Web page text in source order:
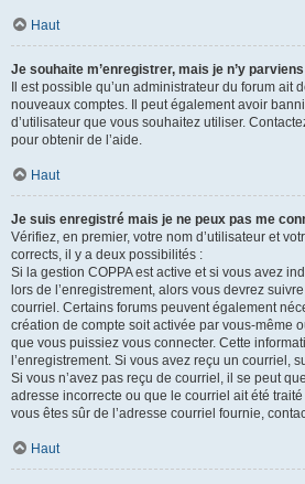
Haut
Je souhaite m’enregistrer, mais je n’y
Il est possible qu’un administrateur du forum ait
nouveaux comptes. Il peut également avoir
d’utilisateur que vous souhaitez utiliser.
pour obtenir de l’aide.
Haut
Je suis enregistré mais je ne peux pas me
Vérifiez, en premier, votre nom d’utilisateur et
corrects, il y a deux possibilités :
Si la gestion COPPA est active et si vous avez
lors de l’enregistrement, alors vous devrez
courriel. Certains forums peuvent également
création de compte soit activée par vous-même
que vous puissiez vous connecter. Cette
l’enregistrement. Si vous avez reçu un courriel,
Si vous n’avez pas reçu de courriel, il se peut
adresse incorrecte ou que le courriel ait été
vous êtes sûr de l’adresse courriel fournie,
Haut